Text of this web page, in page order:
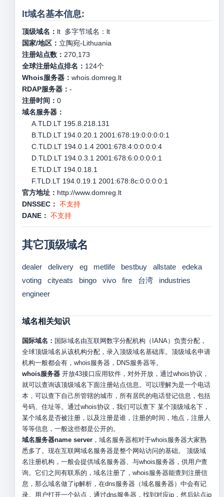
lt域名基本信息:
顶级域名： lt多字节域名： lt
国家/地区： 立陶宛-Lithuania
注册站点数： 270,173
全球注册站点排名： 124个
Whois服务器： whois.domreg.lt
RDAP服务器： -
注册时间： 0
域名服务器：
A.TLD.LT 195.8.218.131
B.TLD.LT 194.0.20.1 2001:678:19:0:0:0:0:1
C.TLD.LT 194.0.1.4 2001:678:4:0:0:0:0:4
D.TLD.LT 194.0.3.1 2001:678:6:0:0:0:0:1
E.TLD.LT 194.0.18.1
F.TLD.LT 194.0.19.1 2001:678:8c:0:0:0:0:1
官方地址： http://www.domreg.lt
DNSSEC： 不支持
DANE： 不支持
其它顶级域名
dealer delivery eg metlife bestbuy allstate
edeka
voting
cityeats bingo vivo fire 台湾
industries
engineer
域名相关知识
国际域名： 国际域名由互联网数字分配机构（IANA）负责分配，
全球顶级域名从该机构分配，录入顶级域名基础库。顶级域名申请
机构一般都会有，whois服务器，DNS服务器等。
whois服务器开放43接口应用软件，对外开放，通过whois协议，
就可以查询该顶级域名下面注册站点信息。可以理解为是一个电话
本，可以查下自己所管辖的城市，所有居民的电话登记信息，包括
号码、住址等。通过whois协议，我们可以查下 某个顶级域名下，
某个域名是否被注册，以及注册是谁，注册的时间，地点，注册人
等等信息，一般这些都是公开的。
域名服务器name server，域名服务器相对于whois服务器大家熟
悉多了。现在互联网域名服务器是整个网站访问的基础。 顶级域
名注册机构，一般会提供域名服务器、与whois服务器，供用户查
询。它们之间有联系的，域名注册了，whois服务器能查到注册信
息，那么域名做了ip解析，在dns服务器（域名服务器）中会有记
录。用户打开一个站点，通过dns服务器，找到对应ip，然后站点ip